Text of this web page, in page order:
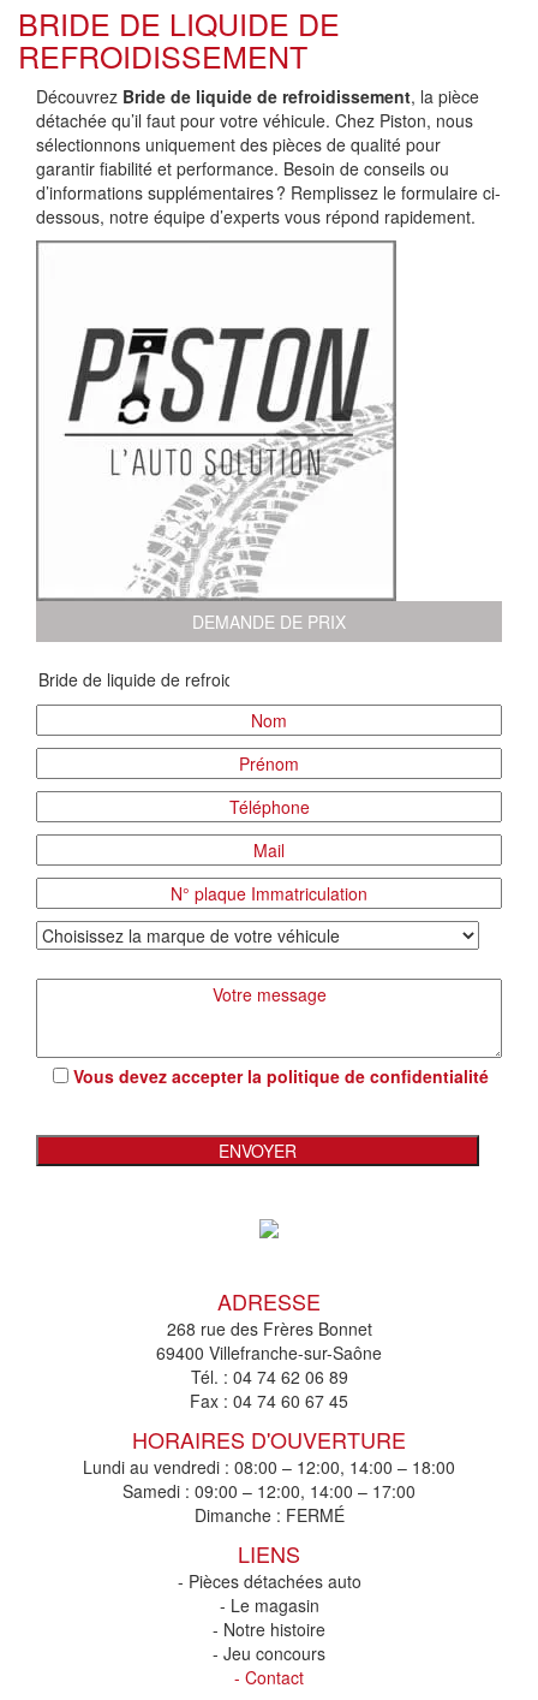
BRIDE DE LIQUIDE DE
REFROIDISSEMENT
Découvrez Bride de liquide de refroidissement, la pièce
détachée qu’il faut pour votre véhicule. Chez Piston, nous
sélectionnons uniquement des pièces de qualité pour
garantir fiabilité et performance. Besoin de conseils ou
d’informations supplémentaires ? Remplissez le formulaire ci-
dessous, notre équipe d’experts vous répond rapidement.
DEMANDE DE PRIX
Vous devez accepter la politique de confidentialité
ADRESSE
268 rue des Frères Bonnet
69400 Villefranche-sur-Saône
Tél. : 04 74 62 06 89
Fax : 04 74 60 67 45
HORAIRES D'OUVERTURE
Lundi au vendredi : 08:00 – 12:00, 14:00 – 18:00
Samedi : 09:00 – 12:00, 14:00 – 17:00
Dimanche : FERMÉ
LIENS
- Pièces détachées auto
- Le magasin
- Notre histoire
- Jeu concours
- Contact